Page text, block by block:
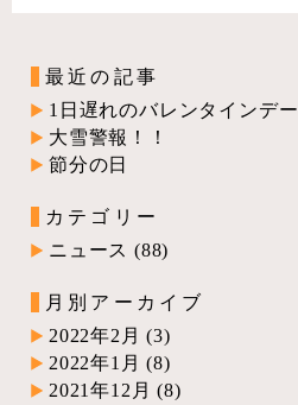
最近の記事
1日遅れのバレンタインデー
大雪警報！！
節分の日
カテゴリー
ニュース (88)
月別アーカイブ
2022年2月 (3)
2022年1月 (8)
2021年12月 (8)